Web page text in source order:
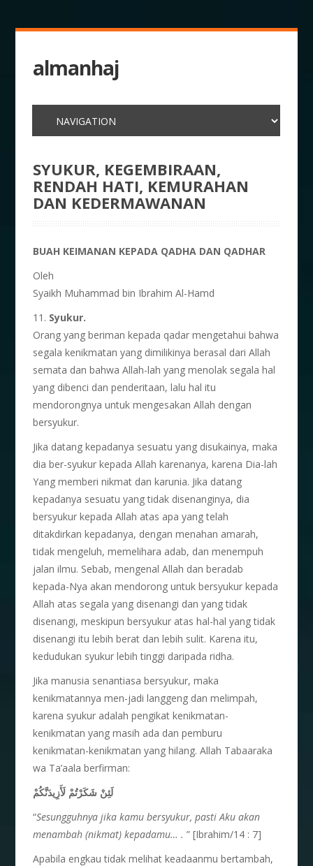
almanhaj
SYUKUR, KEGEMBIRAAN,
RENDAH HATI, KEMURAHAN
DAN KEDERMAWANAN
BUAH KEIMANAN KEPADA QADHA DAN QADHAR
Oleh
Syaikh Muhammad bin Ibrahim Al-Hamd
11. Syukur.
Orang yang beriman kepada qadar mengetahui bahwa
segala kenikmatan yang dimilikinya berasal dari Allah
semata dan bahwa Allah-lah yang menolak segala hal
yang dibenci dan penderitaan, lalu hal itu
mendorongnya untuk mengesakan Allah dengan
bersyukur.
Jika datang kepadanya sesuatu yang disukainya, maka
dia ber-syukur kepada Allah karenanya, karena Dia-lah
Yang memberi nikmat dan karunia. Jika datang
kepadanya sesuatu yang tidak disenanginya, dia
bersyukur kepada Allah atas apa yang telah
ditakdirkan kepadanya, dengan menahan amarah,
tidak mengeluh, memelihara adab, dan menempuh
jalan ilmu. Sebab, mengenal Allah dan beradab
kepada-Nya akan mendorong untuk bersyukur kepada
Allah atas segala yang disenangi dan yang tidak
disenangi, meskipun bersyukur atas hal-hal yang tidak
disenangi itu lebih berat dan lebih sulit. Karena itu,
kedudukan syukur lebih tinggi daripada ridha.
Jika manusia senantiasa bersyukur, maka
kenikmatannya men-jadi langgeng dan melimpah,
karena syukur adalah pengikat kenikmatan-
kenikmatan yang masih ada dan pemburu
kenikmatan-kenikmatan yang hilang. Allah Tabaaraka
wa Ta’aala berfirman:
لَئِنْ شَكَرْتُمْ لَأَزِيدَنَّكُمْ
“Sesungguhnya jika kamu bersyukur, pasti Aku akan
menambah (nikmat) kepadamu… . ” [Ibrahim/14 : 7]
Apabila engkau tidak melihat keadaanmu bertambah,